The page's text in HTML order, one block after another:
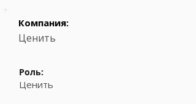
Компания:
Ценить
Роль:
Ценить